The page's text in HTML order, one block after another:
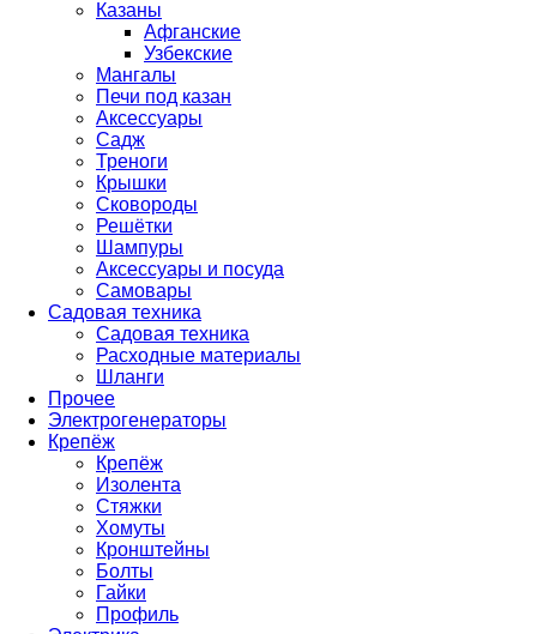
Казаны
Афганские
Узбекские
Мангалы
Печи под казан
Аксессуары
Садж
Треноги
Крышки
Сковороды
Решётки
Шампуры
Аксессуары и посуда
Самовары
Садовая техника
Садовая техника
Расходные материалы
Шланги
Прочее
Электрогенераторы
Крепёж
Крепёж
Изолента
Стяжки
Хомуты
Кронштейны
Болты
Гайки
Профиль